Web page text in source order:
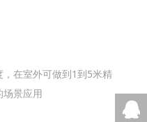
在室外可做到1到5米精
景应用